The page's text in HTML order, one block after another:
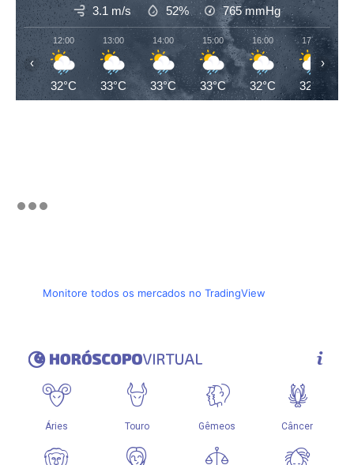
3.1 m/s 52% 765mmHg
12:00
32°C
13:00
33°C
14:00
33°C
15:00
33°C
16:00
32°C
17:00
32°C
‹ ›
Monitore todos os mercados no TradingView